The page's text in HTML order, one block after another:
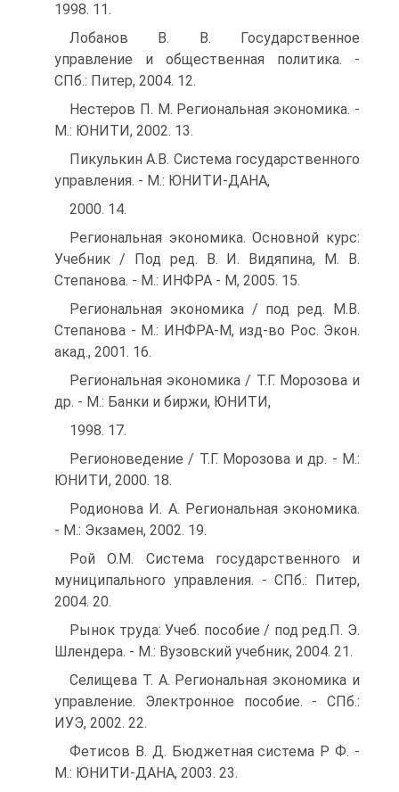
1998. 11.
Лобанов В. В. Государственное
управление и общественная политика. -
СПб.: Питер, 2004. 12.
Нестеров П. М. Региональная экономика. -
М.: ЮНИТИ, 2002. 13.
Пикулькин А.В. Система государственного
управления. - М.: ЮНИТИ-ДАНА,
2000. 14.
Региональная экономика. Основной курс:
Учебник / Под ред. В. И. Видяпина, М. В.
Степанова. - М.: ИНФРА - М, 2005. 15.
Региональная экономика / под ред. М.В.
Степанова - М.: ИНФРА-М, изд-во Рос. Экон.
акад., 2001. 16.
Региональная экономика / Т.Г. Морозова и
др. - М.: Банки и биржи, ЮНИТИ,
1998. 17.
Регионоведение / Т.Г. Морозова и др. - М.:
ЮНИТИ, 2000. 18.
Родионова И. А. Региональная экономика.
- М.: Экзамен, 2002. 19.
Рой О.М. Система государственного и
муниципального управления. - СПб.: Питер,
2004. 20.
Рынок труда: Учеб. пособие / под ред.П. Э.
Шлендера. - М.: Вузовский учебник, 2004. 21.
Селищева Т. А. Региональная экономика и
управление. Электронное пособие. - СПб.:
ИУЭ, 2002. 22.
Фетисов В. Д. Бюджетная система Р Ф. -
М.: ЮНИТИ-ДАНА, 2003. 23.